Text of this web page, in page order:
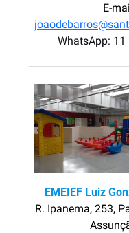
E-
WhatsApp:
EMEIEF Luiz
R. Ipanema, 253,